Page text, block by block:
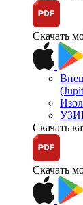
Скачать
Скачать
Скачать